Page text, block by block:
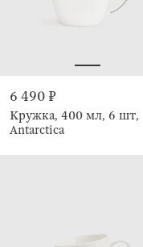
6 490 ₽
Кружка, 400 мл, 6 шт,
Antarctica